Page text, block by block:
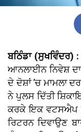
ਬਠਿੰਡਾ (ਸੁਖਵਿੰਦਰ) :
ਆਨਲਾਈਨ ਨਿਵੇਸ਼ ਦਾ
ਦੇ ਦੋਸ਼ਾਂ ’ਚ ਮਾਮਲਾ
ਨੇ ਪੁਲਸ ਦਿੱਤੀ
ਕਰਕੇ ਇਕ ਵਟਸਐਪ
ਰਿਟਰਨ ਦਿਵਾਉਣ